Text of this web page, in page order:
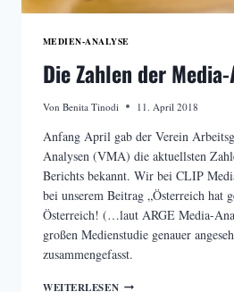
MEDIEN-ANALYSE
Die Zahlen der
Von Benita Tinodi 11. April 2018
Anfang April gab der Verein
Analysen (VMA) die aktuellsten
Berichts bekannt. Wir bei CLIP
bei unserem Beitrag „Österreich hat
Österreich! (…laut ARGE Media-
großen Medienstudie genauer
zusammengefasst.
WEITERLESENDIE